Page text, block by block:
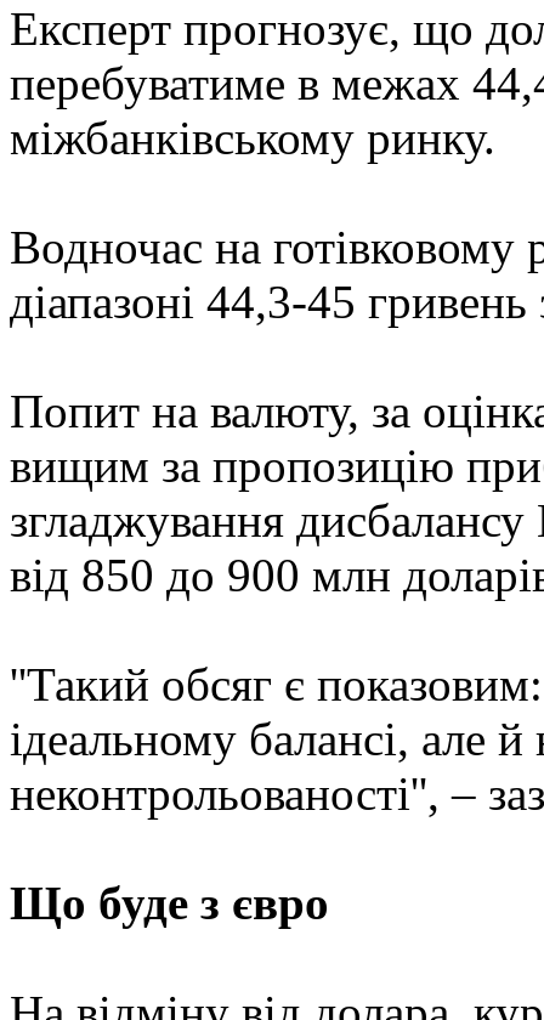
Експерт прогнозує, що
перебуватиме в межах
міжбанківському ринку.
Водночас на готівковому
діапазоні 44,3-45 гривень
Попит на валюту, за
вищим за пропозицію
згладжування
від 850 до 900 млн
''Такий обсяг є
ідеальному балансі, але
неконтрольованості'', –
Що буде з євро